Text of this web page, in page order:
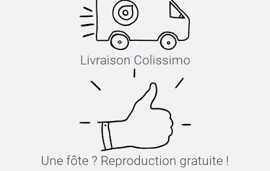
Livraison Colissimo
Une fôte ? Reproduction gratuite !